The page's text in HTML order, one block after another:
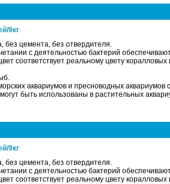
9кг
без цемента, без отвердителя.
с деятельностью бактерий
соответствует реальному цвету
аквариумов и пресноводных
быть использованы в растительных
9кг
без цемента, без отвердителя.
с деятельностью бактерий
соответствует реальному цвету